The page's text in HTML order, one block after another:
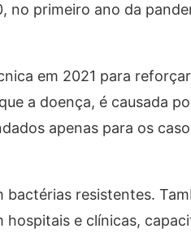
no primeiro ano da
em 2021 para
a doença, é causada
apenas para os
bactérias resistentes.
e clínicas,